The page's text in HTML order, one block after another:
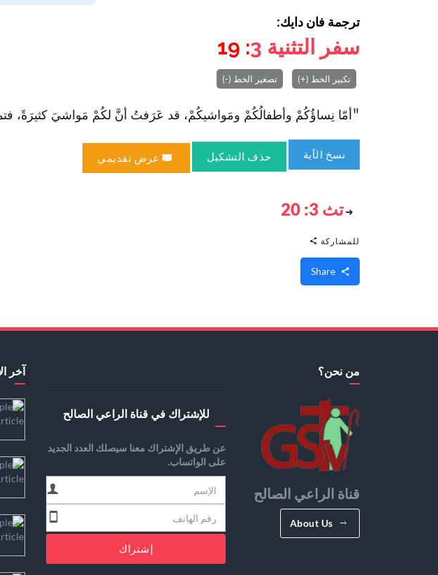
ترجمة فان دايك:
سفر التثنية 3
: 19
تكبير الخط (+) تصغير الخط (-)
"أمّا نِساؤُكُمْ وأطفالُكُمْ ومَواشيكُمْ، قد عَرَفتُ أنَّ لكُمْ مَواشيَ كثيرَةً،
نسخ الآية حذف التشكيل عرض تقديمي
تث 3: 20
للمشاركة
من نحن؟
قناة الراعي الصالح
About Us
للإشتراك في قناة الراعي الصالح
عن طريق الإشتراك معنا سيصلك العدد الجديد
على الواتساب.
إشتراك
آخر